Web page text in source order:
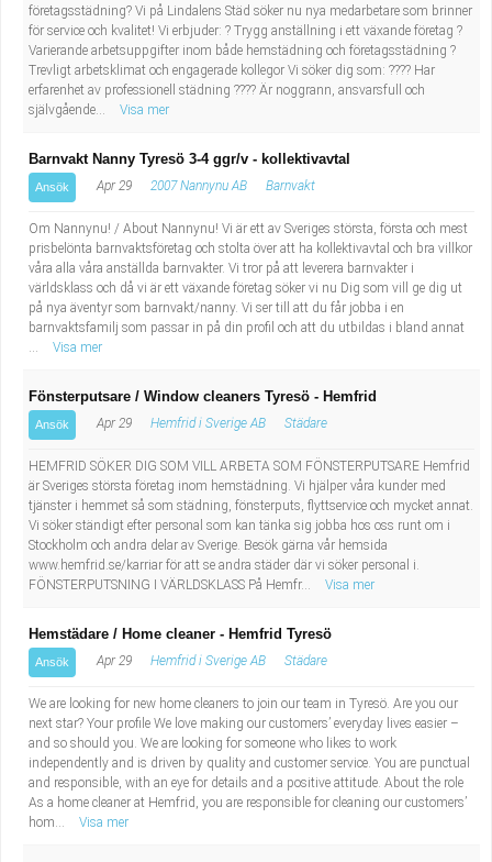
företagsstädning? Vi på Lindalens Städ söker nu nya medarbetare som brinner
för service och kvalitet! Vi erbjuder: ? Trygg anställning i ett växande företag ?
Varierande arbetsuppgifter inom både hemstädning och företagsstädning ?
Trevligt arbetsklimat och engagerade kollegor Vi söker dig som: ???? Har
erfarenhet av professionell städning ???? Är noggrann, ansvarsfull och
självgående...
Visa mer
Barnvakt Nanny Tyresö 3-4 ggr/v - kollektivavtal
Ansök Apr 29 2007 Nannynu AB Barnvakt
Om Nannynu! / About Nannynu! Vi är ett av Sveriges största, första och mest
prisbelönta barnvaktsföretag och stolta över att ha kollektivavtal och bra villkor
våra alla våra anställda barnvakter. Vi tror på att leverera barnvakter i
världsklass och då vi är ett växande företag söker vi nu Dig som vill ge dig ut
på nya äventyr som barnvakt/nanny. Vi ser till att du får jobba i en
barnvaktsfamilj som passar in på din profil och att du utbildas i bland annat
...
Visa mer
Fönsterputsare / Window cleaners Tyresö - Hemfrid
Ansök Apr 29 Hemfrid i Sverige AB Städare
HEMFRID SÖKER DIG SOM VILL ARBETA SOM FÖNSTERPUTSARE Hemfrid
är Sveriges största företag inom hemstädning. Vi hjälper våra kunder med
tjänster i hemmet så som städning, fönsterputs, flyttservice och mycket annat.
Vi söker ständigt efter personal som kan tänka sig jobba hos oss runt om i
Stockholm och andra delar av Sverige. Besök gärna vår hemsida
www.hemfrid.se/karriar för att se andra städer där vi söker personal i.
FÖNSTERPUTSNING I VÄRLDSKLASS På Hemfr...
Visa mer
Hemstädare / Home cleaner - Hemfrid Tyresö
Ansök Apr 29 Hemfrid i Sverige AB Städare
We are looking for new home cleaners to join our team in Tyresö. Are you our
next star? Your profile We love making our customers’ everyday lives easier –
and so should you. We are looking for someone who likes to work
independently and is driven by quality and customer service. You are punctual
and responsible, with an eye for details and a positive attitude. About the role
As a home cleaner at Hemfrid, you are responsible for cleaning our customers’
hom...
Visa mer